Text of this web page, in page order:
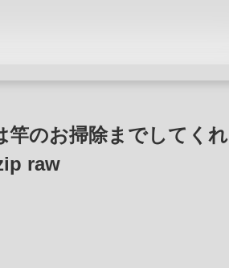
竿のお掃除までしてくれ
raw